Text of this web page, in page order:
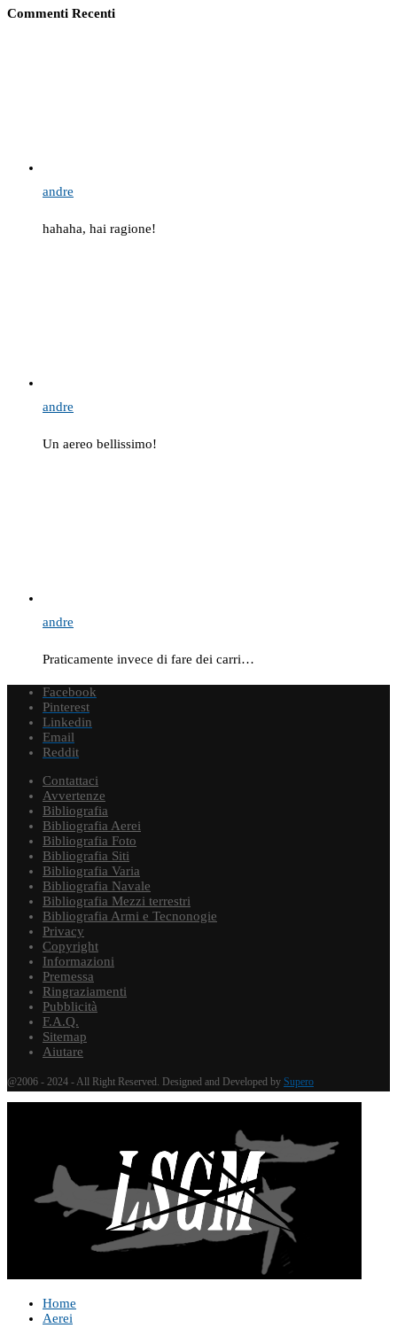
Commenti Recenti
andre
hahaha, hai ragione!
andre
Un aereo bellissimo!
andre
Praticamente invece di fare dei carri…
Facebook
Pinterest
Linkedin
Email
Reddit
Contattaci
Avvertenze
Bibliografia
Bibliografia Aerei
Bibliografia Foto
Bibliografia Siti
Bibliografia Varia
Bibliografia Navale
Bibliografia Mezzi terrestri
Bibliografia Armi e Tecnonogie
Privacy
Copyright
Informazioni
Premessa
Ringraziamenti
Pubblicità
F.A.Q.
Sitemap
Aiutare
@2006 - 2024 - All Right Reserved. Designed and Developed by Supero
Home
Aerei